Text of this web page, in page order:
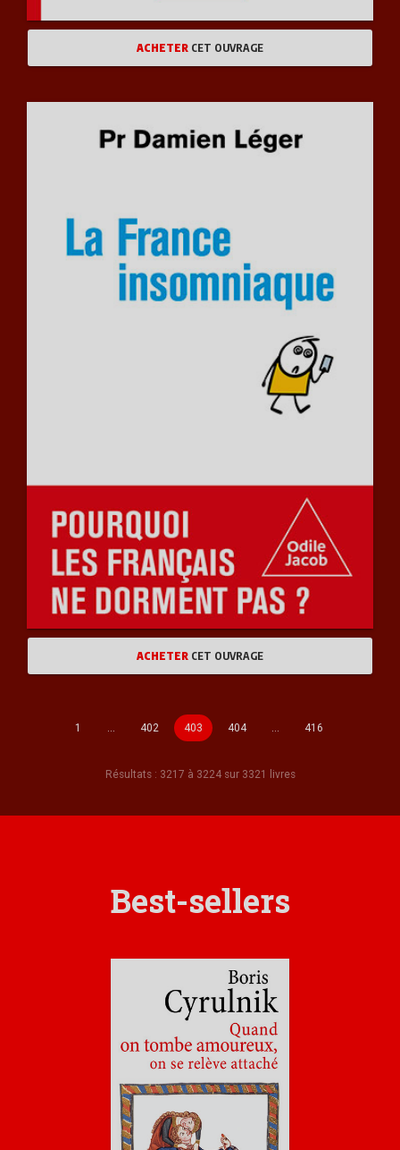
ACHETER CET OUVRAGE
ACHETER CET OUVRAGE
1 … 402 403 404 … 416
Résultats : 3217 à 3224 sur 3321 livres
Best-sellers